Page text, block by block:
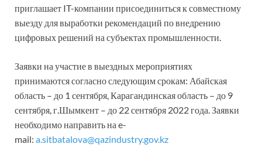
приглашает IT-компании присоединиться к совместному
выезду для выработки рекомендаций по внедрению
цифровых решений на субъектах промышленности.
Заявки на участие в выездных мероприятиях
принимаются согласно следующим срокам: Абайская
область – до 1 сентября, Карагандинская область – до 9
сентября, г.Шымкент – до 22 сентября 2022 года. Заявки
необходимо направить на e-
mail: a.sitbatalova@qazindustry.gov.kz